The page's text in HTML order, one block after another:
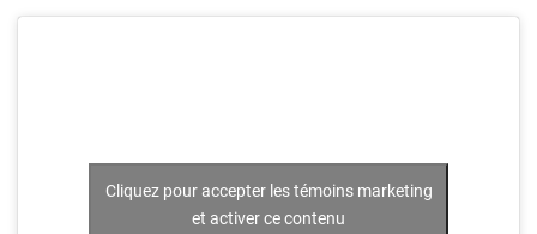
Cliquez pour accepter les témoins marketing
et activer ce contenu